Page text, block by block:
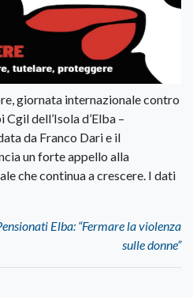
giornata internazionale contro
Cgil dell’Isola d’Elba –
da Franco Dari e il
un forte appello alla
che continua a crescere. I dati
Elba: “Fermare la violenza
sulle donne”